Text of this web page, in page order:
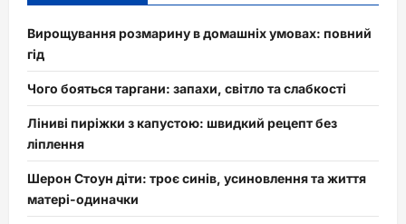
Вирощування розмарину в домашніх умовах: повний
гід
Чого бояться таргани: запахи, світло та слабкості
Ліниві пиріжки з капустою: швидкий рецепт без
ліплення
Шерон Стоун діти: троє синів, усиновлення та життя
матері-одиначки